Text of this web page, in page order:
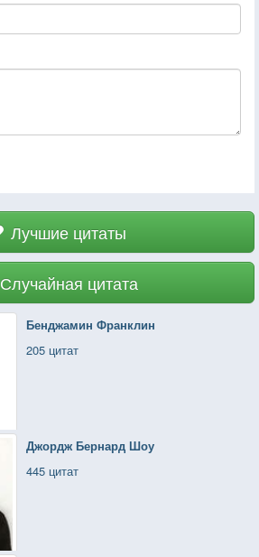
Лучшие цитаты
Случайная цитата
Бенджамин Франклин
205 цитат
Джордж Бернард Шоу
445 цитат